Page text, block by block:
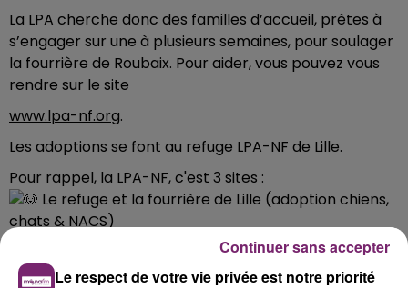
La LPA cherche donc des familles d’accueil, prêtes à
s’engager sur une à plusieurs semaines, pour soulager
la fourrière de Roubaix. Pour aider, vous pouvez vous
rendre sur le site
www.lpa-nf.org.
Les adoptions se font au refuge LPA-NF de Lille.
Pour rappel, la LPA-NF, c'est 3 sites :
Le refuge et la fourrière de Lille (adoption chiens,
chats & NACS)
Chemin de Bargues, 59000 Lille , 03 20 52 52 16
La Ronronnerie (adoption chats)
Le respect de votre vie privée est notre priorité
Continuer sans accepter